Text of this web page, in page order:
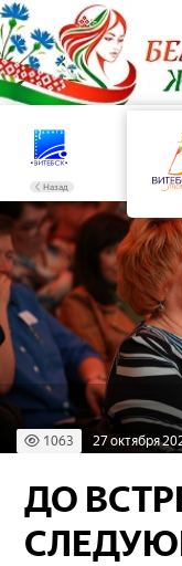
Назад
1063 27 октября
ДО